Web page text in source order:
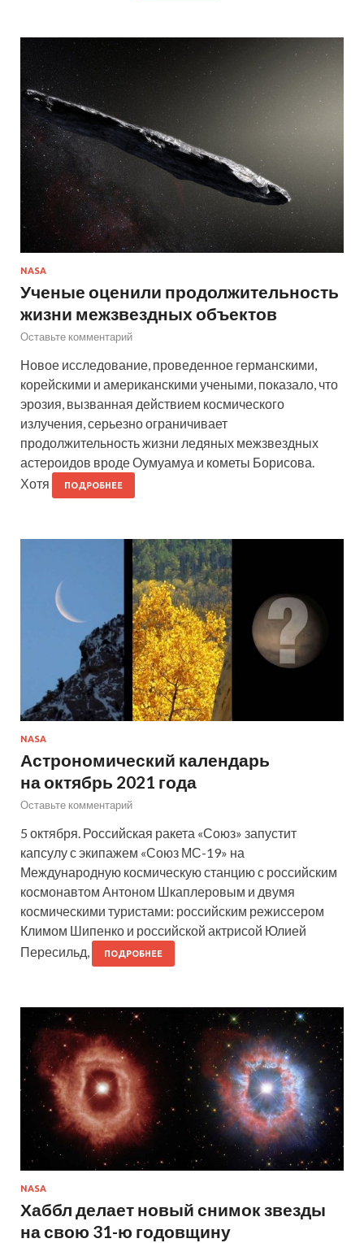
NASA
Ученые оценили продолжительность
жизни межзвездных объектов
Оставьте комментарий
Новое исследование, проведенное германскими,
корейскими и американскими учеными, показало, что
эрозия, вызванная действием космического
излучения, серьезно ограничивает
продолжительность жизни ледяных межзвездных
астероидов вроде Оумуамуа и кометы Борисова.
Хотя
ПОДРОБНЕЕ
NASA
Астрономический календарь
на октябрь 2021 года
Оставьте комментарий
5 октября. Российская ракета «Союз» запустит
капсулу с экипажем «Союз МС-19» на
Международную космическую станцию с российским
космонавтом Антоном Шкаплеровым и двумя
космическими туристами: российским режиссером
Климом Шипенко и российской актрисой Юлией
Пересильд,
ПОДРОБНЕЕ
NASA
Хаббл делает новый снимок звезды
на свою 31-ю годовщину